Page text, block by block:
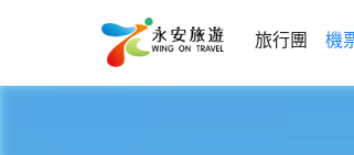
旅行團 機